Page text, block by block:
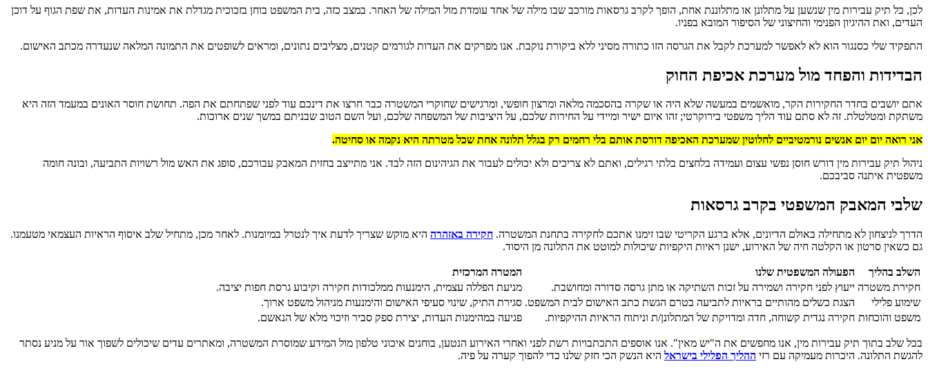
לכן, כל תיק עבירות מין שנשען על מתלונן או מתלוננת אחת, הופך לקרב גרסאות מורכב שבו מילה של אחד עומדת מול המילה של האחר. במצב כזה, בית המשפט בוחן בזכוכית מגדלת את אמינות העדות, את שפת הגוף על דוכן
העדים, ואת ההיגיון הפנימי והחיצוני של הסיפור המובא בפניו.
התפקיד שלי כסנגור הוא לא לאפשר למערכת לקבל את הגרסה הזו כתורה מסיני ללא ביקורת נוקבת. אנו מפרקים את העדות לגורמים קטנים, מצליבים נתונים, ומראים לשופטים את התמונה המלאה שנעדרה מכתב האישום.
הבדידות והפחד מול מערכת אכיפת החוק
אתם יושבים בחדר החקירות הקר, מואשמים במעשה שלא היה או שקרה בהסכמה מלאה ומרצון חופשי, ומרגישים שחוקרי המשטרה כבר חרצו את דינכם עוד לפני שפתחתם את הפה. תחושת חוסר האונים במעמד הזה היא
משתקת ומטלטלת. זה לא סתם עוד הליך משפטי בירוקרטי; זהו איום ישיר ומיידי על החירות שלכם, על היציבות של המשפחה שלכם, ועל השם הטוב שבניתם במשך שנים ארוכות.
אני רואה יום יום אנשים נורמטיביים לחלוטין שמערכת האכיפה דורסת אותם בלי רחמים רק בגלל תלונה אחת שכל מטרתה היא נקמה או סחיטה.
ניהול תיק עבירות מין דורש חוסן נפשי עצום ועמידה בלחצים בלתי רגילים, ואתם לא צריכים ולא יכולים לעבור את הגיהינום הזה לבד. אני מתייצב בחזית המאבק עבורכם, סופג את האש מול רשויות התביעה, ובונה חומה
משפטית איתנה סביבכם.
שלבי המאבק המשפטי בקרב גרסאות
הדרך לניצחון לא מתחילה באולם הדיונים, אלא ברגע הקריטי שבו זימנו אתכם לחקירה בתחנת המשטרה. חקירה באזהרה היא מוקש שצריך לדעת איך לנטרל במיומנות. לאחר מכן, מתחיל שלב איסוף הראיות העצמאי מטעמנו.
גם כשאין סרטון או הקלטה חיה של האירוע, ישנן ראיות היקפיות שיכולות למוטט את התלונה מן היסוד.
השלב בהליך הפעולה המשפטית שלנו
המטרה המרכזית
חקירת משטרה ייעוץ לפני חקירה ושמירה על זכות השתיקה או מתן גרסה סדורה ומחושבת.
מניעת הפללה עצמית, הימנעות ממלכודות חקירה וקיבוע גרסת חפות יציבה.
שימוע פלילי
הצגת כשלים מהותיים בראיות לתביעה בטרם הגשת כתב האישום לבית המשפט. סגירת התיק, שינוי סעיפי האישום והימנעות מניהול משפט ארוך.
משפט והוכחות חקירה נגדית קשוחה, חדה ומדויקת של המתלונן/ת וניתוח הראיות ההיקפיות. פגיעה במהימנות העדות, יצירת ספק סביר וזיכוי מלא של הנאשם.
בכל שלב בתוך תיק עבירות מין, אנו מחפשים את ה"יש מאין". אנו אוספים התכתבויות רשת לפני ואחרי האירוע הנטען, בוחנים איכוני טלפון מול המידע שמוסרת המשטרה, ומאתרים עדים שיכולים לשפוך אור על מניע נסתר
להגשת התלונה. היכרות מעמיקה עם רזי ההליך הפלילי בישראל היא הנשק הכי חזק שלנו כדי להפוך קערה על פיה.